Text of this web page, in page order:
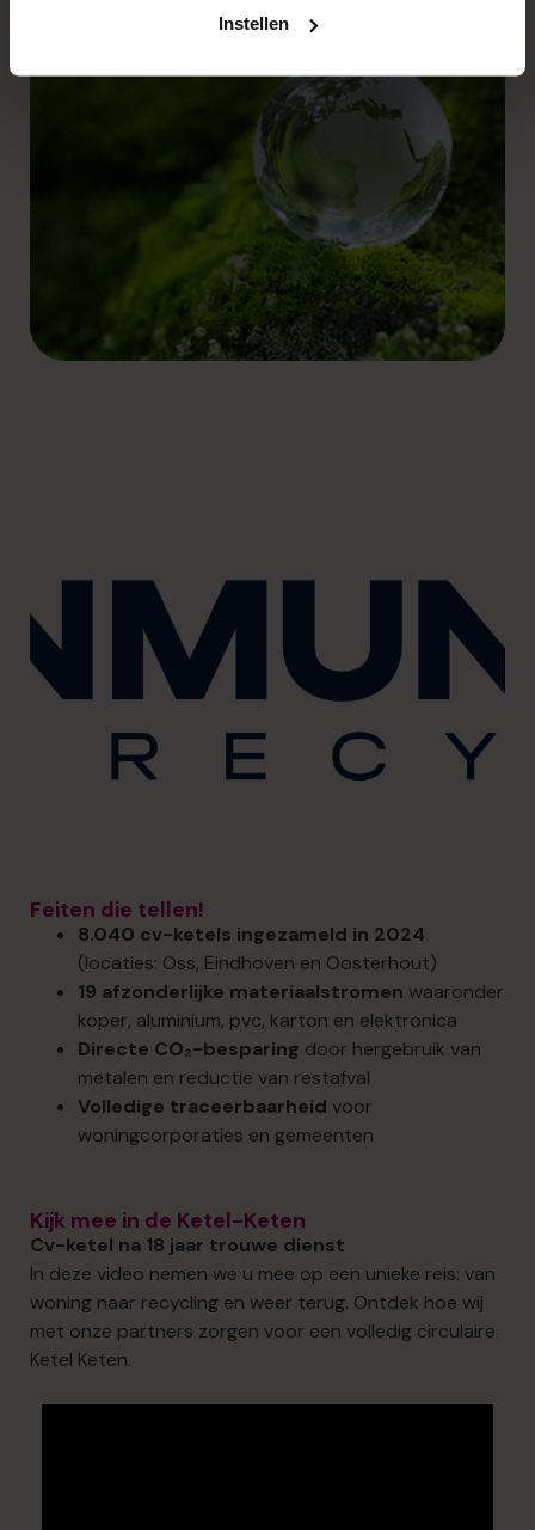
informatie op de websites vanE.ON groep
leest u meer over cookies en past u uw
Instellen
Feiten die tellen!
8.040 cv-ketels ingezameld in 2024
(locaties: Oss, Eindhoven en Oosterhout)
19 afzonderlijke materiaalstromen waaronder
koper, aluminium, pvc, karton en elektronica
Directe CO₂-besparing door hergebruik van
metalen en reductie van restafval
Volledige traceerbaarheid voor
woningcorporaties en gemeenten
Kijk mee in de Ketel-Keten
Cv-ketel na 18 jaar trouwe dienst
In deze video nemen we u mee op een unieke reis: van
woning naar recycling en weer terug. Ontdek hoe wij
met onze partners zorgen voor een volledig circulaire
Ketel Keten.